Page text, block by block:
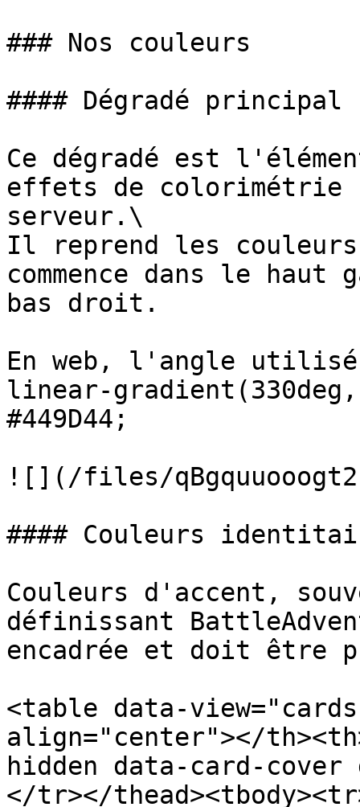
### Nos couleurs
#### Dégradé principal
Ce dégradé est
effets de colorimétrie
serveur.\
Il reprend les
commence dans le
bas droit.
En web, l'angle
linear-
#449D44;
![](/files/
#### Couleurs
Couleurs d'accent,
définissant
encadrée et doit être
<table data-
align="center"></
hidden data-card-
</tr></